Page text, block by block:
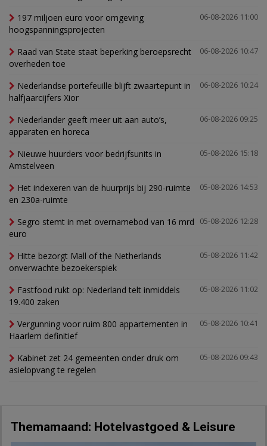
06-08-2026 11:00
197 miljoen euro voor omgeving
hoogspanningsprojecten
06-08-2026 10:47
Raad van State staat beperking beroepsrecht
overheden toe
06-08-2026 10:24
Nederlandse portefeuille blijft zwaartepunt in
halfjaarcijfers Xior
06-08-2026 09:25
Nederlander geeft meer uit aan auto’s,
apparaten en horeca
05-08-2026 15:18
Nieuwe huurders voor bedrijfsunits in
Amstelveen
05-08-2026 14:53
Het indexeren van de huurprijs bij 290-ruimte
en 230a-ruimte
05-08-2026 12:28
Segro stemt in met overnamebod van 16 mrd
euro
05-08-2026 11:42
Hitte bezorgt Mall of the Netherlands
onverwachte bezoekerspiek
05-08-2026 11:02
Fastfood rukt op: Nederland telt inmiddels
19.400 zaken
05-08-2026 10:41
Vergunning voor ruim 800 appartementen in
Haarlem definitief
05-08-2026 09:43
Kabinet zet 24 gemeenten onder druk om
asielopvang te regelen
Themamaand: Hotelvastgoed & Leisure